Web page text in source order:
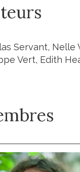
Servant, Nelle
Vert, Edith